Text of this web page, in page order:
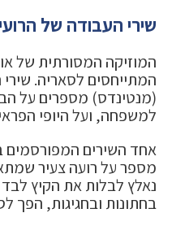
שירי העבודה של
המוזיקה המסורתית של
המתייחסים לסאריה.
(מנטינדס) מספרים על
למשפחה, ועל היופי
אחד השירים המפורסמים
מספר על רועה צעיר
נאלץ לבלות את הקיץ
בחתונות ובחגיגות, הפך